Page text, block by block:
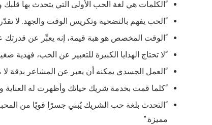
“الكلمات هي لغة الحب الأولى التي يتحدث بها
“الحب يفهم بالتضحية وتكريس الوقت والجهد. لا
“الوقت المخصص هو هبة قيمة، إنه يعبِّر عن
“لا تحتاج الهدايا الكبيرة للتعبير عن الحب، فهدية
“العمل الجسدي يمكنه أن يعبر عن المشاعر بدقة لا
“كلما قمت بخدمة شريك حياتك وأظهرت له العناية
“التحدث بلغة حب الشريك يُبني جسرًا قويًا من
مميزة.”